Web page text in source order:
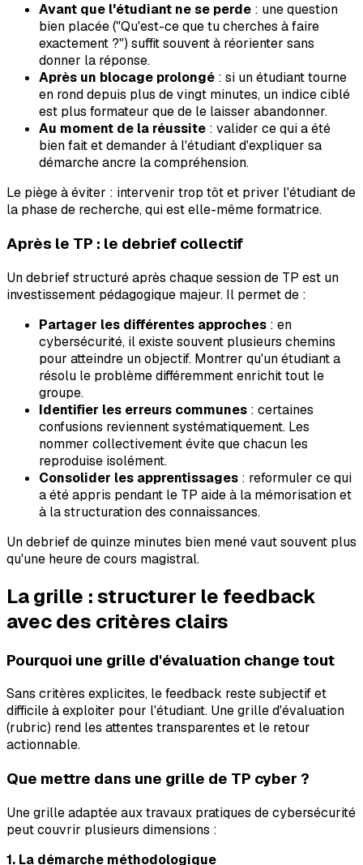
Avant que l'étudiant ne se perde : une question
bien placée ("Qu'est-ce que tu cherches à faire
exactement ?") suffit souvent à réorienter sans
donner la réponse.
Après un blocage prolongé : si un étudiant tourne
en rond depuis plus de vingt minutes, un indice ciblé
est plus formateur que de le laisser abandonner.
Au moment de la réussite : valider ce qui a été
bien fait et demander à l'étudiant d'expliquer sa
démarche ancre la compréhension.
Le piège à éviter : intervenir trop tôt et priver l'étudiant de
la phase de recherche, qui est elle-même formatrice.
Après le TP : le debrief collectif
Un debrief structuré après chaque session de TP est un
investissement pédagogique majeur. Il permet de :
Partager les différentes approches : en
cybersécurité, il existe souvent plusieurs chemins
pour atteindre un objectif. Montrer qu'un étudiant a
résolu le problème différemment enrichit tout le
groupe.
Identifier les erreurs communes : certaines
confusions reviennent systématiquement. Les
nommer collectivement évite que chacun les
reproduise isolément.
Consolider les apprentissages : reformuler ce qui
a été appris pendant le TP aide à la mémorisation et
à la structuration des connaissances.
Un debrief de quinze minutes bien mené vaut souvent plus
qu'une heure de cours magistral.
La grille : structurer le feedback
avec des critères clairs
Pourquoi une grille d'évaluation change tout
Sans critères explicites, le feedback reste subjectif et
difficile à exploiter pour l'étudiant. Une grille d'évaluation
(rubric) rend les attentes transparentes et le retour
actionnable.
Que mettre dans une grille de TP cyber ?
Une grille adaptée aux travaux pratiques de cybersécurité
peut couvrir plusieurs dimensions :
1. La démarche méthodologique